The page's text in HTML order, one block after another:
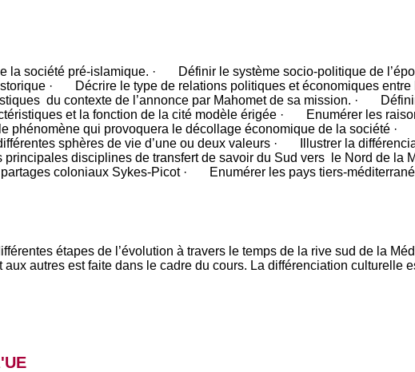
société pré-islamique. · Définir le système socio-politique de
· Décrire le type de relations politiques et économiques entre
du contexte de l’annonce par Mahomet de sa mission. ·
et la fonction de la cité modèle érigée · Enumérer les
qui provoquera le décollage économique de la société ·
sphères de vie d’une ou deux valeurs · Illustrer la
disciplines de transfert de savoir du Sud vers le Nord de
coloniaux Sykes-Picot · Enumérer les pays tiers-
étapes de l’évolution à travers le temps de la rive sud de la
autres est faite dans le cadre du cours. La différenciation culturelle